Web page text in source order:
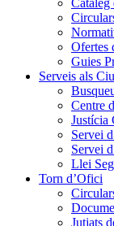
Ofertes
Guies
Serveis als
Centre
Justícia
Servei
Servei
Llei
Torn d’Ofici
Jutjats